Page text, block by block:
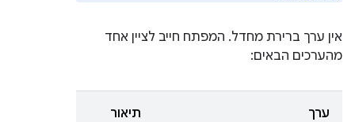
אין ערך ברירת מחדל. המפתח חייב לציין אחד
מהערכים הבאים:
ערך תיאור